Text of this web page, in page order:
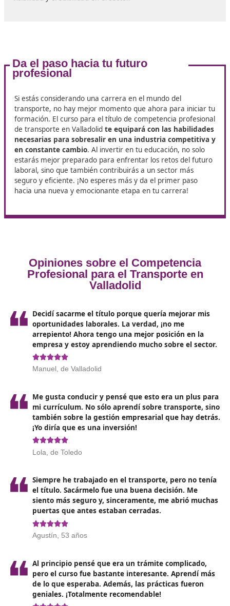
- Economía y Finanzas
informadas y maximizar tus ganancias en el sector del
transporte.
Perspectivas Laborales y
Oportunidades al sacarte el
profesional en Valladolid, abrirás las puertas a
oportunidades laborales, desde trabajar como
hasta desempeñarte en roles de gestión dentro de
posibilidades de empleo, sino que también incrementa
visibilidad y credibilidad en el sector.
Da el paso hacia tu futuro
profesional
Si estás considerando una carrera en el mundo del
transporte, no hay mejor momento que ahora para
de transporte en Valladolidte equipará con las
necesarias para sobresalir en una industria
en constante cambio. Al invertir en tu educación, no
estarás mejor preparado para enfrentar los retos del
laboral, sino que también contribuirás a un sector más
seguro y eficiente. ¡No esperes más y da el primer